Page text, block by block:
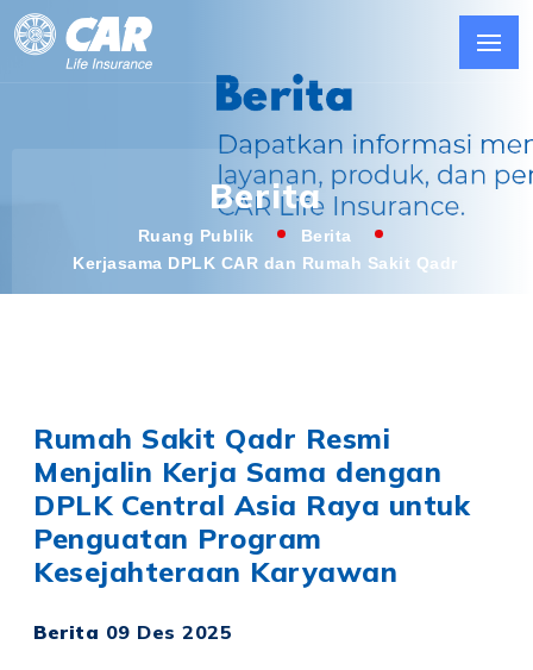
Berita
Ruang Publik
Berita
Kerjasama DPLK CAR dan Rumah Sakit Qadr
Rumah Sakit Qadr Resmi
Menjalin Kerja Sama dengan
DPLK Central Asia Raya untuk
Penguatan Program
Kesejahteraan Karyawan
Berita 09 Des 2025